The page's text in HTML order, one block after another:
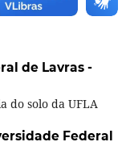
de Lavras -
do solo da UFLA
Federal